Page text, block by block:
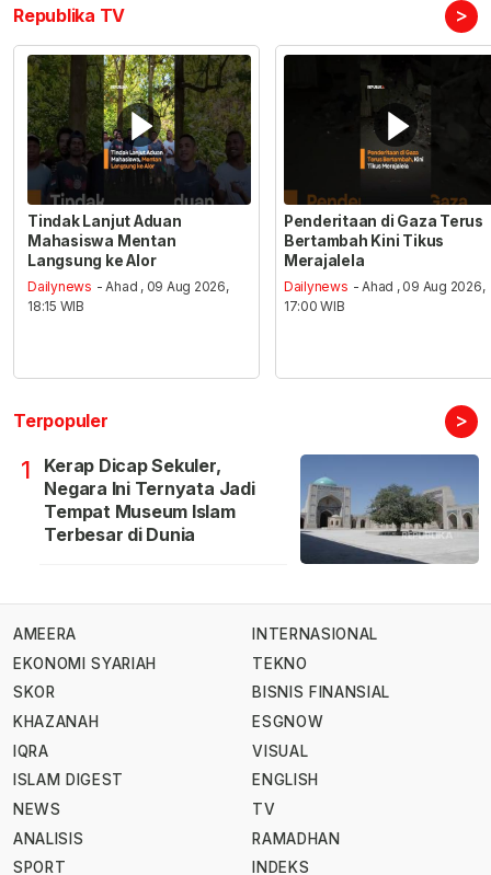
Republika TV >
Tindak Lanjut Aduan
Mahasiswa Mentan
Langsung ke Alor
Dailynews - Ahad , 09 Aug 2026,
18:15 WIB
Penderitaan di Gaza Terus
Bertambah Kini Tikus
Merajalela
Dailynews - Ahad , 09 Aug 2026,
17:00 WIB
Terpopuler >
1
Kerap Dicap Sekuler,
Negara Ini Ternyata Jadi
Tempat Museum Islam
Terbesar di Dunia
AMEERA
EKONOMI SYARIAH
SKOR
KHAZANAH
IQRA
ISLAM DIGEST
NEWS
ANALISIS
SPORT
INTERNASIONAL
TEKNO
BISNIS FINANSIAL
ESGNOW
VISUAL
ENGLISH
TV
RAMADHAN
INDEKS